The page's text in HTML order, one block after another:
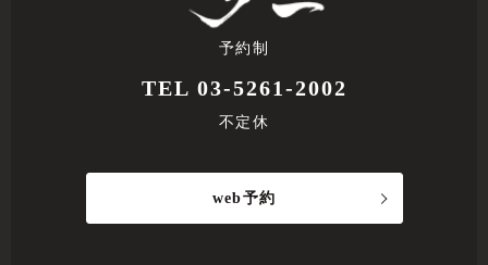
予約制
TEL 03-5261-2002
不定休
web予約